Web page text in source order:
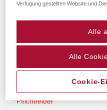
Passwort anzeigen
Verfügung gestellten Website und
Alle
Alle
Cookie-